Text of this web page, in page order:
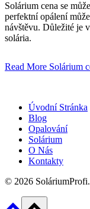
Solárium cena se
perfektní opálení
návštěvu. Důležité je
solária.
Read More Solárium
Úvodní Stránka
Blog
Opalování
Solárium
O Nás
Kontakty
© 2026